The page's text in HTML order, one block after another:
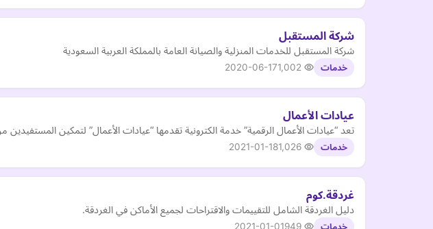
شركة المستقبل
شركة المستقبل للخدمات المنزلية والصيانة العامة بالمملكة العربية السعودية
خدمات 2020-06-17
عيادات الأعمال
تعد “عيادات الأعمال الرقمية” خدمة الكترونية تقدمها “عيادات الأعمال” لتمكين
خدمات 2021-01-18
غردقة.كوم
دليل الغردقة الشامل للتقييمات والاقتراحات لجميع الأماكن في الغردقة.
خدمات 2021-01-01